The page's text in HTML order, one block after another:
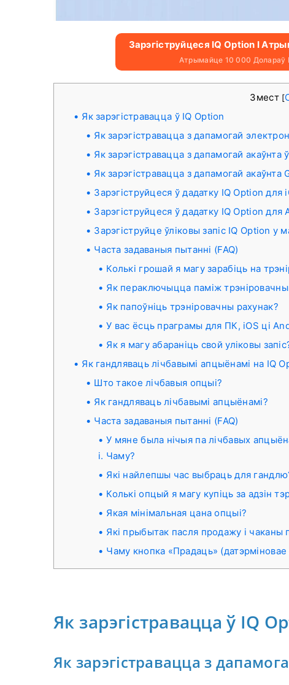
Зарэгіструйцеся IQ Option І
Атрымайце 10 000 Долараў
Змест [
Як зарэгістравацца ў IQ Option
Як зарэгістравацца з дапамогай
Як зарэгістравацца з дапамогай акаўнта
Як зарэгістравацца з дапамогай акаўнта
Зарэгіструйцеся ў дадатку IQ Option для
Зарэгіструйцеся ў дадатку IQ Option для
Зарэгіструйце ўліковы запіс IQ Option у
Часта задаваныя пытанні (FAQ)
Колькі грошай я магу зарабіць на
Як пераключыцца паміж
Як папоўніць трэніровачны рахунак?
У вас ёсць праграмы для ПК, iOS ці
Як я магу абараніць свой уліковы
Як гандляваць лічбавымі апцыёнамі на IQ
Што такое лічбавыя опцыі?
Як гандляваць лічбавымі апцыёнамі?
Часта задаваныя пытанні (FAQ)
У мяне была нічыя па лічбавых
і. Чаму?
Які найлепшы час выбраць для
Колькі опцый я магу купіць за адзін
Якая мінімальная цана опцыі?
Які прыбытак пасля продажу і чаканы
Чаму кнопка «Прадаць»
Як зарэгістравацца ў IQ
Як зарэгістравацца з